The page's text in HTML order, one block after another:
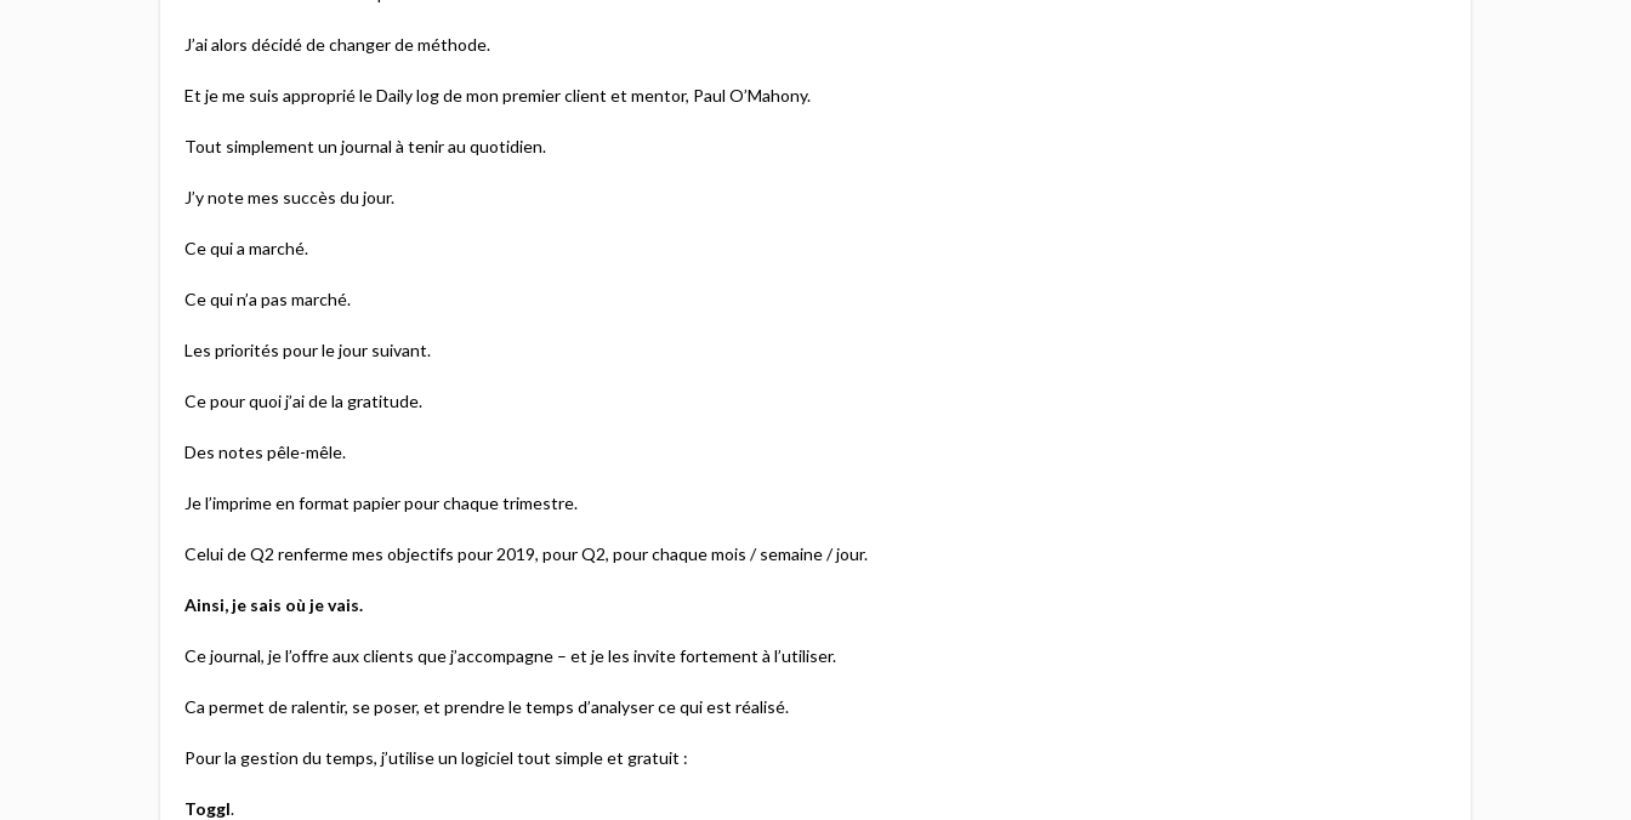
J’ai alors décidé de changer de méthode.
Et je me suis approprié le Daily log de mon premier client et mentor, Paul O’Mahony.
Tout simplement un journal à tenir au quotidien.
J’y note mes succès du jour.
Ce qui a marché.
Ce qui n’a pas marché.
Les priorités pour le jour suivant.
Ce pour quoi j’ai de la gratitude.
Des notes pêle-mêle.
Je l’imprime en format papier pour chaque trimestre.
Celui de Q2 renferme mes objectifs pour 2019, pour Q2, pour chaque mois / semaine / jour.
Ainsi, je sais où je vais.
Ce journal, je l’offre aux clients que j’accompagne – et je les invite fortement à l’utiliser.
Ca permet de ralentir, se poser, et prendre le temps d’analyser ce qui est réalisé.
Pour la gestion du temps, j’utilise un logiciel tout simple et gratuit :
Toggl.